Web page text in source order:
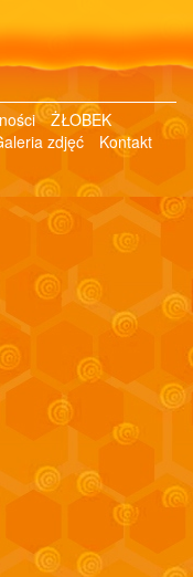
ŻŁOBEK
zdjęć Kontakt